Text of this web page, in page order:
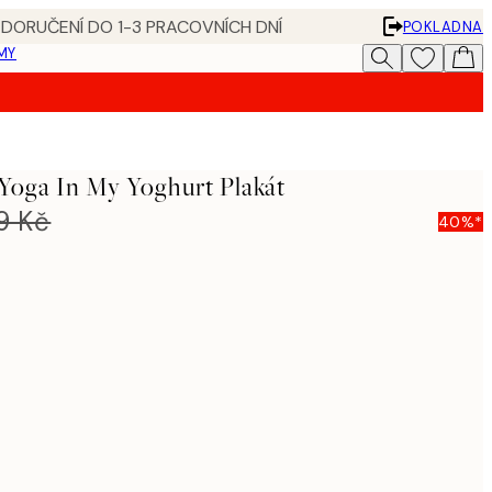
DO 1-3 PRACOVNÍCH DNÍ
POKLADNA
In My Yoghurt Plakát
Kč 40%*